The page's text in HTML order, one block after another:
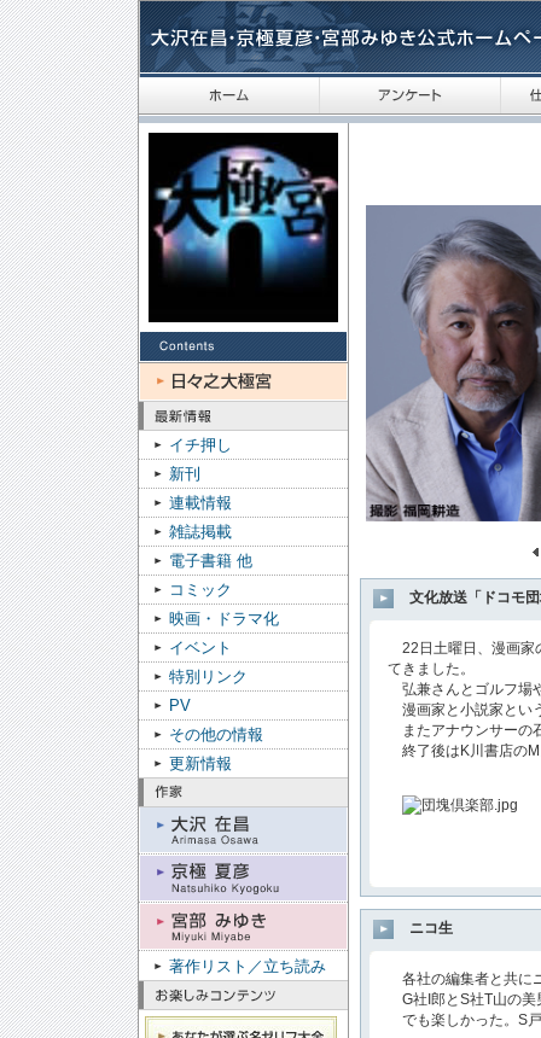
イチ押し
新刊
連載情報
雑誌掲載
電子書籍 他
コミック
映画・ドラマ化
イベント
特別リンク
PV
その他の情報
更新情報
著作リスト／立ち読み
文化放送「ドコモ
22日土曜日、漫画家
てきました。
弘兼さんとゴルフ場
漫画家と小説家とい
またアナウンサーの
終了後はK川書店のM
ニコ生
各社の編集者と共に
G社I郎とS社T山の美
でも楽しかった。S